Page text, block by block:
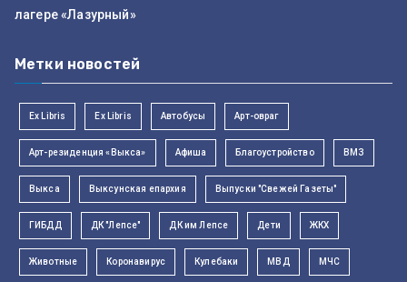
лагере «Лазурный»
Метки новостей
Ex Libris Ex Libris Автобусы Арт-овраг
Арт-резиденция «Выкса» Афиша Благоустройство ВМЗ
Выкса Выксунская епархия Выпуски "Свежей Газеты"
ГИБДД ДК "Лепсе" ДК им Лепсе Дети ЖКХ
Животные Коронавирус Кулебаки МВД МЧС